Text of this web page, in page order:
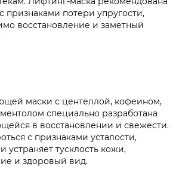
признаками потери упругости,
восстановление и заметный
маски с центеллой, кофеином,
специально разработана
в восстановлении и свежести.
с признаками усталости,
устраняет тусклость кожи,
и здоровый вид.